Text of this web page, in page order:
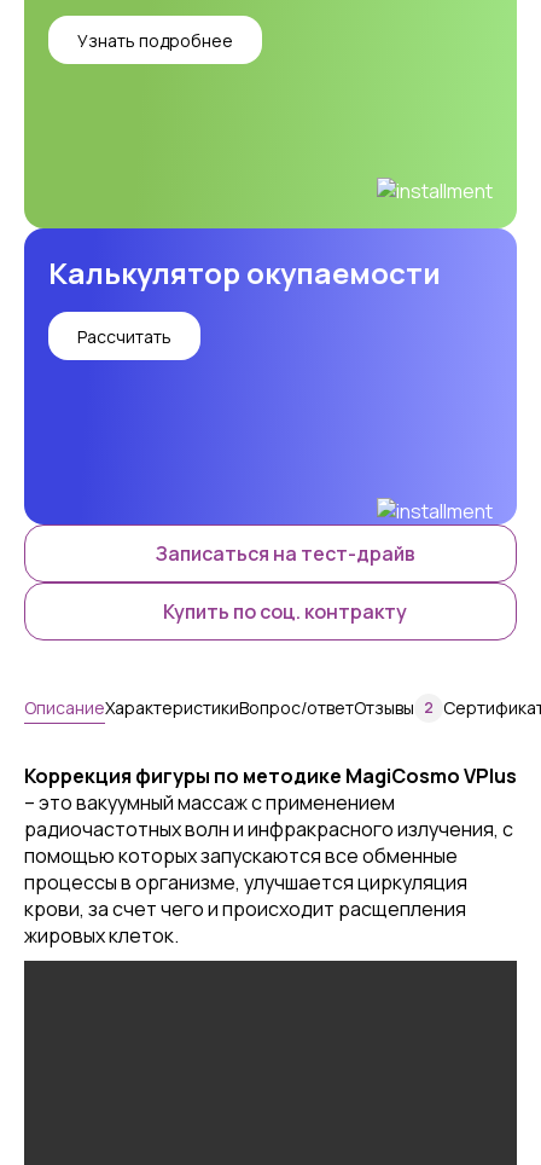
Узнать подробнее
Калькулятор окупаемости
Рассчитать
Записаться на тест-драйв
Купить по соц. контракту
ОписаниеХарактеристикиВопрос/ответОтзывы 2
Коррекция фигуры по методике MagiCosmo VPlus
– это вакуумный массаж с применением
радиочастотных волн и инфракрасного излучения, с
помощью которых запускаются все обменные
процессы в организме, улучшается циркуляция
крови, за счет чего и происходит расщепления
жировых клеток.